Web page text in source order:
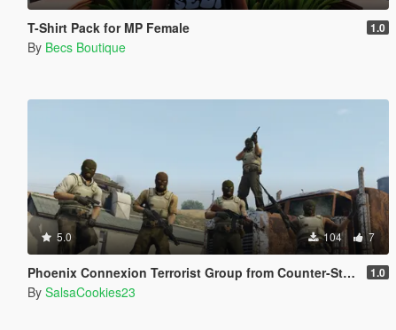
T-Shirt Pack for MP Female 1.0
By Becs Boutique
5.0 104 7
Phoenix Connexion Terrorist Group from Counter-Strike: Global Offensive (Shattered Web + Broken Fang skins included) 1.0
By SalsaCookies23